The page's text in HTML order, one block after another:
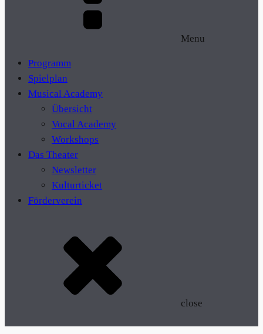
Menu
Programm
Spielplan
Musical Academy
Übersicht
Vocal Academy
Workshops
Das Theater
Newsletter
Kulturticket
Förderverein
close